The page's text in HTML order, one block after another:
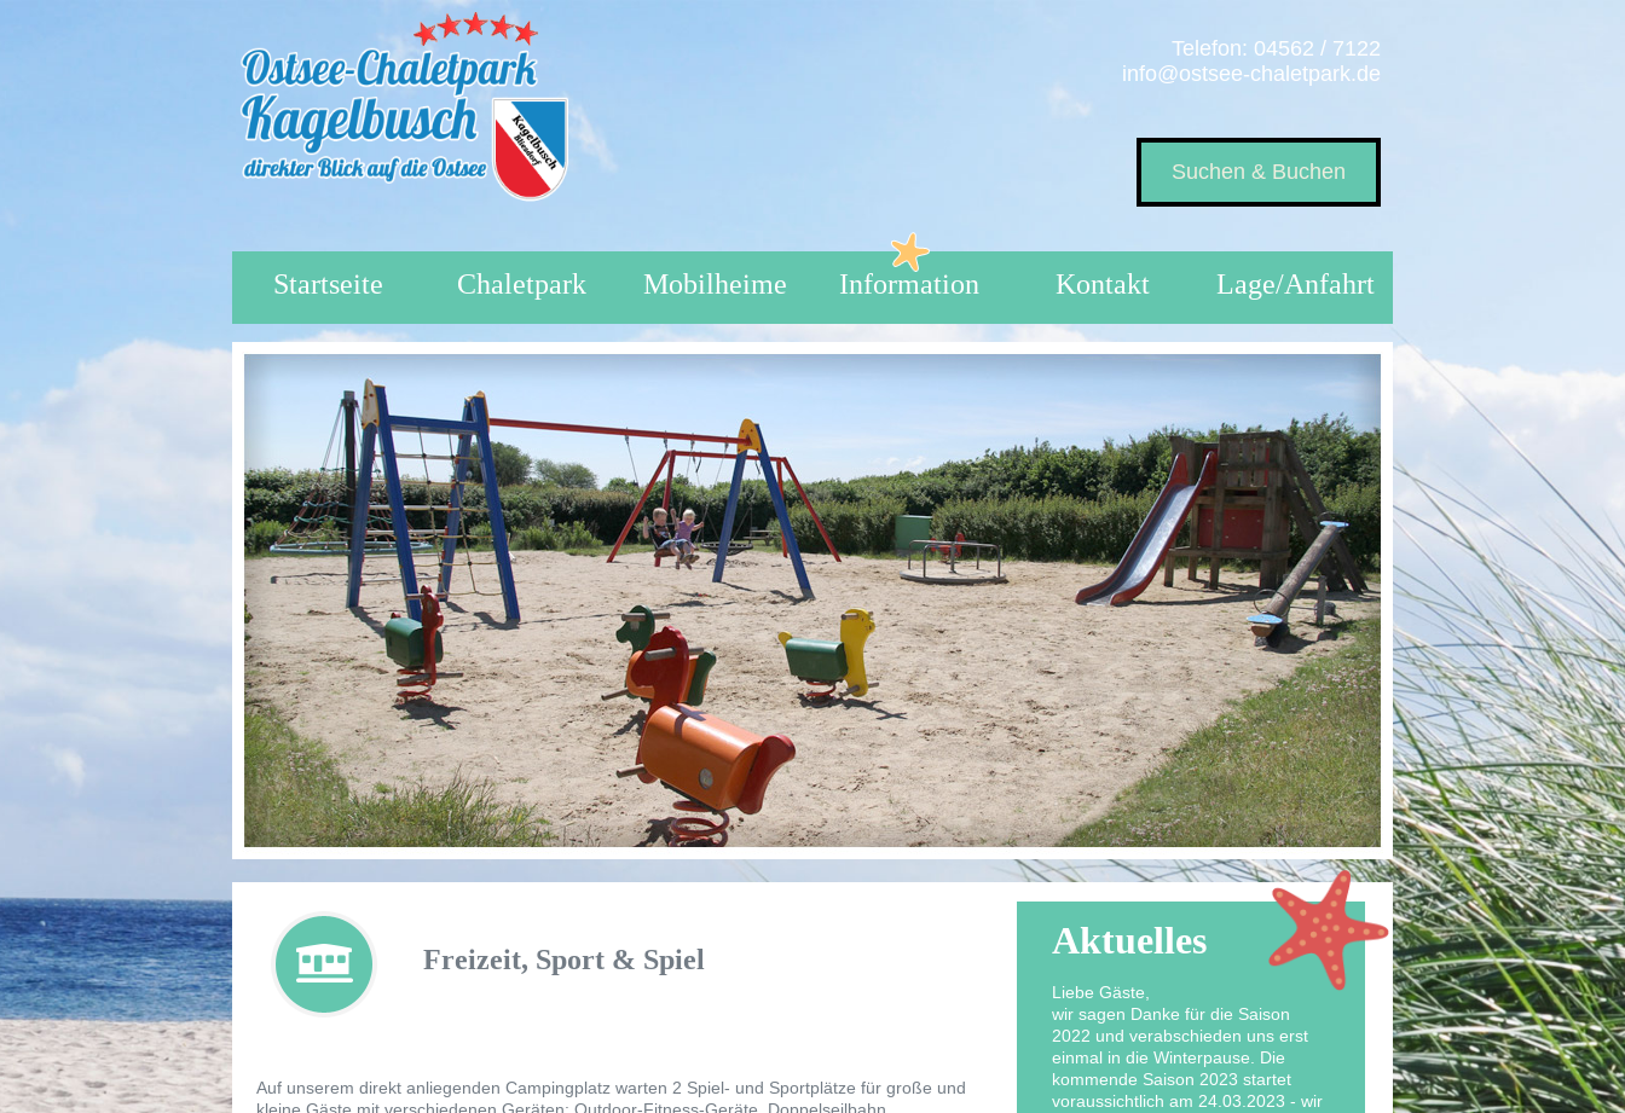
Telefon: 04562 / 7122
info@ostsee-chaletpark.de
Suchen & Buchen
Startseite Chaletpark Mobilheime Information Kontakt Lage/Anfahrt
Freizeit, Sport & Spiel
Auf unserem direkt anliegenden Campingplatz warten 2 Spiel- und Sportplätze für große und